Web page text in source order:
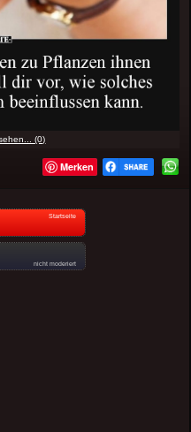
(0)
Merken
Startseite
nicht moderiert